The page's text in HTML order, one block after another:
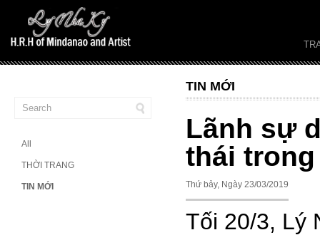
All
THỜI TRANG
TIN MỚI
TIN MỚI
Lãnh sự
thái
Thứ bảy, Ngày 23/03/2019
Tối 20/3, Lý